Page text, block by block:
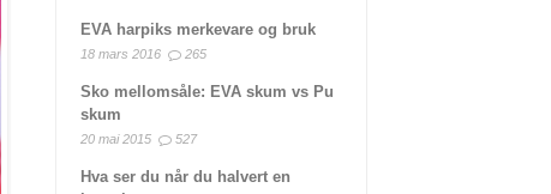
EVA harpiks merkevare og bruk
18 mars 2016 265
Sko mellomsåle: EVA skum vs Pu
skum
20 mai 2015 527
Hva ser du når du halvert en